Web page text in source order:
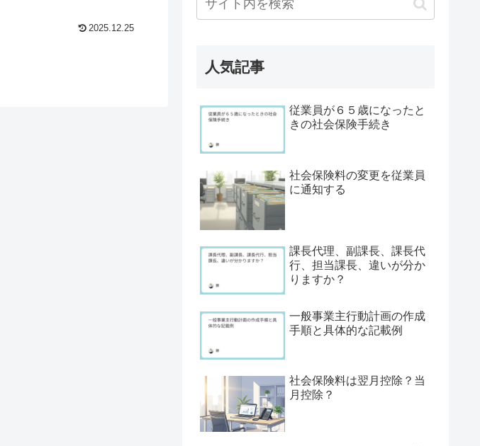
2025.12.25
人気記事
従業員が６５歳になったと
きの社会保険手続き
社会保険料の変更を従業員
に通知する
課長代理、副課長、課長代
行、担当課長、違いが分か
りますか？
一般事業主行動計画の作成
手順と具体的な記載例
社会保険料は翌月控除？当
月控除？